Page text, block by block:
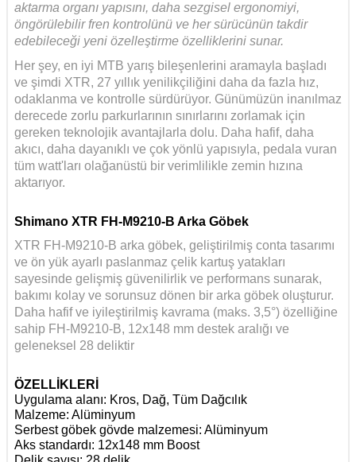
aktarma organı yapısını, daha sezgisel ergonomiyi,
öngörülebilir fren kontrolünü ve her sürücünün takdir
edebileceği yeni özelleştirme özelliklerini sunar.
Her şey, en iyi MTB yarış bileşenlerini aramayla başladı
ve şimdi XTR, 27 yıllık yenilikçiliğini daha da fazla hız,
odaklanma ve kontrolle sürdürüyor. Günümüzün inanılmaz
derecede zorlu parkurlarının sınırlarını zorlamak için
gereken teknolojik avantajlarla dolu. Daha hafif, daha
akıcı, daha dayanıklı ve çok yönlü yapısıyla, pedala vuran
tüm watt'ları olağanüstü bir verimlilikle zemin hızına
aktarıyor.
Shimano XTR FH-M9210-B Arka Göbek
XTR FH-M9210-B arka göbek, geliştirilmiş conta tasarımı
ve ön yük ayarlı paslanmaz çelik kartuş yatakları
sayesinde gelişmiş güvenilirlik ve performans sunarak,
bakımı kolay ve sorunsuz dönen bir arka göbek oluşturur.
Daha hafif ve iyileştirilmiş kavrama (maks. 3,5°) özelliğine
sahip FH-M9210-B, 12x148 mm destek aralığı ve
geleneksel 28 deliktir
ÖZELLİKLERİ
Uygulama alanı: Kros, Dağ, Tüm Dağcılık
Malzeme: Alüminyum
Serbest göbek gövde malzemesi: Alüminyum
Aks standardı: 12x148 mm Boost